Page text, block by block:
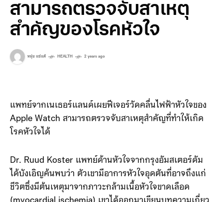
สามารถตรวจจับสาเหตุ
สำคัญของโรคหัวใจ
หนุ่ย แซ่แต้ HEALTH 2 years ago
แพทย์จากเนเธอร์แลนด์เผยฟีเจอร์วัดคลื่นไฟฟ้าหัวใจของ
Apple Watch สามารถตรวจจับสาเหตุสำคัญที่ทำให้เกิด
โรคหัวใจได้
Dr. Ruud Koster แพทย์ด้านหัวใจจากกรุงอัมสเตอร์ดัม
ได้บังเอิญค้นพบว่า ตัวเขามีอาการหัวใจอุดตันที่อาจถึงแก่
ชีวิตซึ่งมีต้นเหตุมาจากภาวะกล้ามเนื้อหัวใจขาดเลือด